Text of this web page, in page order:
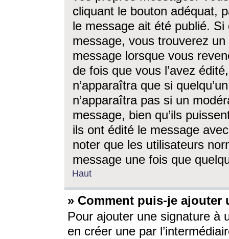
cliquant le bouton adéquat,
le message ait été publié. Si
message, vous trouverez
message lorsque vous
de fois que vous l’avez
n’apparaîtra que si
n’apparaîtra pas si un
message, bien qu’ils
ils ont édité le message
noter que les utilisateurs
message une fois que
Haut
» Comment puis-je ajouter
Pour ajouter une signature à
en créer une par